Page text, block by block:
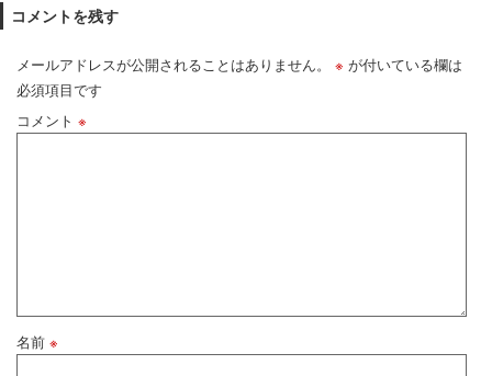
コメントを残す
メールアドレスが公開されることはありません。 ※ が付いている欄は
必須項目です
コメント ※
名前 ※